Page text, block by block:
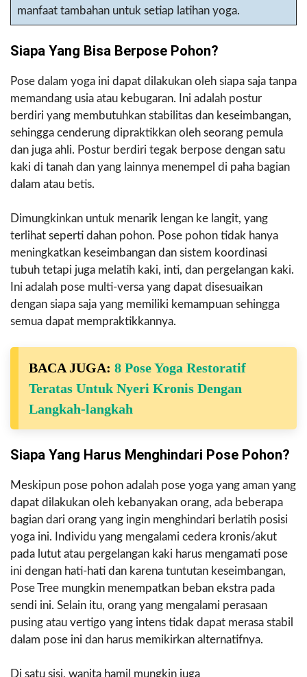
manfaat tambahan untuk setiap latihan yoga.
Siapa Yang Bisa Berpose Pohon?
Pose dalam yoga ini dapat dilakukan oleh siapa saja tanpa
memandang usia atau kebugaran. Ini adalah postur
berdiri yang membutuhkan stabilitas dan keseimbangan,
sehingga cenderung dipraktikkan oleh seorang pemula
dan juga ahli. Postur berdiri tegak berpose dengan satu
kaki di tanah dan yang lainnya menempel di paha bagian
dalam atau betis.
Dimungkinkan untuk menarik lengan ke langit, yang
terlihat seperti dahan pohon. Pose pohon tidak hanya
meningkatkan keseimbangan dan sistem koordinasi
tubuh tetapi juga melatih kaki, inti, dan pergelangan kaki.
Ini adalah pose multi-versa yang dapat disesuaikan
dengan siapa saja yang memiliki kemampuan sehingga
semua dapat mempraktikkannya.
BACA JUGA: 8 Pose Yoga Restoratif
Teratas Untuk Nyeri Kronis Dengan
Langkah-langkah
Siapa Yang Harus Menghindari Pose Pohon?
Meskipun pose pohon adalah pose yoga yang aman yang
dapat dilakukan oleh kebanyakan orang, ada beberapa
bagian dari orang yang ingin menghindari berlatih posisi
yoga ini. Individu yang mengalami cedera kronis/akut
pada lutut atau pergelangan kaki harus mengamati pose
ini dengan hati-hati dan karena tuntutan keseimbangan,
Pose Tree mungkin menempatkan beban ekstra pada
sendi ini. Selain itu, orang yang mengalami perasaan
pusing atau vertigo yang intens tidak dapat merasa stabil
dalam pose ini dan harus memikirkan alternatifnya.
Di satu sisi, wanita hamil mungkin juga